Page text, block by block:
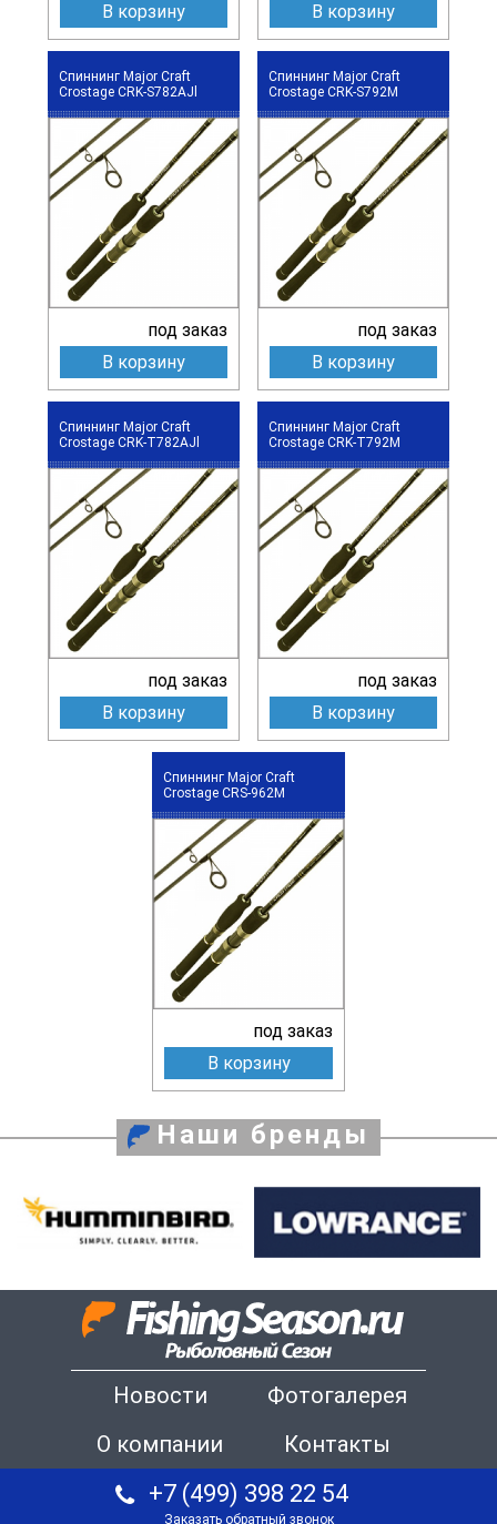
В корзину
В корзину
Спиннинг Major Craft
Crostage CRK-S782AJl
под заказ
В корзину
Спиннинг Major Craft
Crostage CRK-S792M
под заказ
В корзину
Спиннинг Major Craft
Crostage CRK-T782AJl
под заказ
В корзину
Спиннинг Major Craft
Crostage CRK-T792M
под заказ
В корзину
Спиннинг Major Craft
Crostage CRS-962M
под заказ
В корзину
Наши бренды
Новости
Фотогалерея
О компании
Контакты
+7 (499) 398 22 54
Заказать обратный звонок